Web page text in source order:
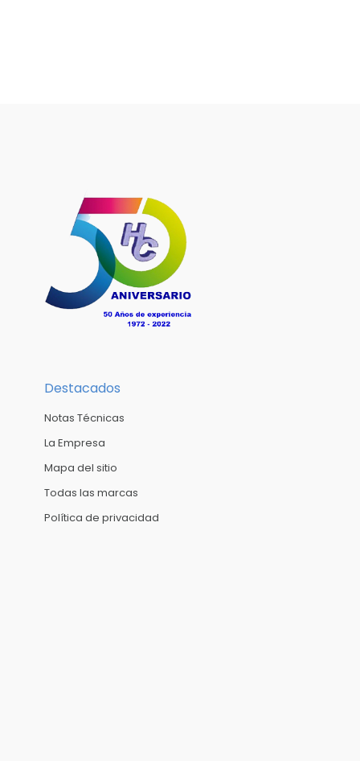
Destacados
Notas Técnicas
La Empresa
Mapa del sitio
Todas las marcas
Política de privacidad